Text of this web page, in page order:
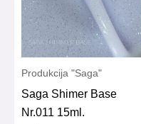
Produkcija "Saga"
Saga Shimer Base
Nr.011 15ml.